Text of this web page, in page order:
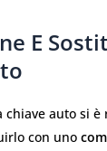
E
auto si è
con uno